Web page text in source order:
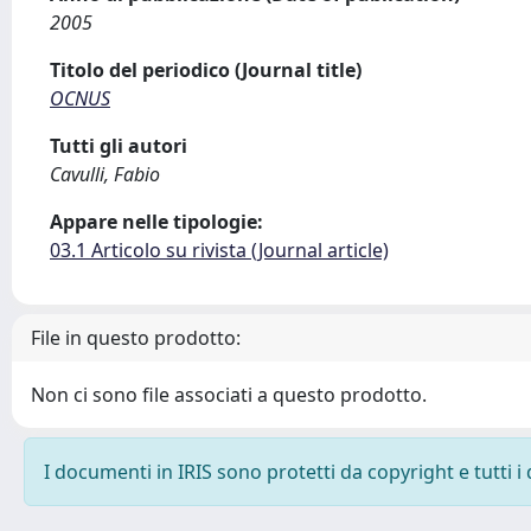
2005
Titolo del periodico (Journal title)
OCNUS
Tutti gli autori
Cavulli, Fabio
Appare nelle tipologie:
03.1 Articolo su rivista (Journal article)
File in questo prodotto:
Non ci sono file associati a questo prodotto.
I documenti in IRIS sono protetti da copyright e tutti